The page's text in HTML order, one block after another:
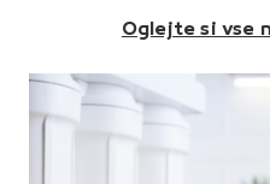
Oglejte si vse